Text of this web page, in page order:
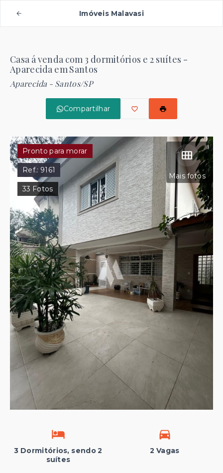
Imóveis Malavasi
Casa á venda com 3 dormitórios e 2 suítes -
Aparecida em Santos
Aparecida - Santos/SP
Compartilhar
Mais fotos
Pronto para morar
Ref.: 9161
33 Fotos
3 Dormitórios, sendo 2
suítes
2 Vagas